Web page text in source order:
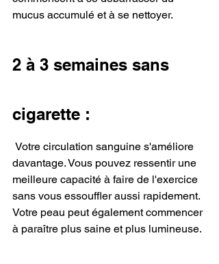
mucus accumulé et à se nettoyer.
2 à 3 semaines sans
cigarette :
davantage. Vous pouvez ressentir une
meilleure capacité à faire de l'exercice
sans vous essouffler aussi rapidement.
Votre peau peut également commencer
à paraître plus saine et plus lumineuse.